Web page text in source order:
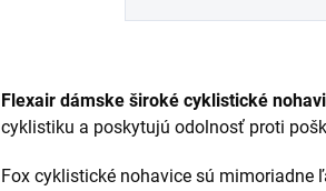
Flexair dámske široké cyklistické
cyklistiku a poskytujú odolnosť proti
Fox cyklistické nohavice sú mimoriadne